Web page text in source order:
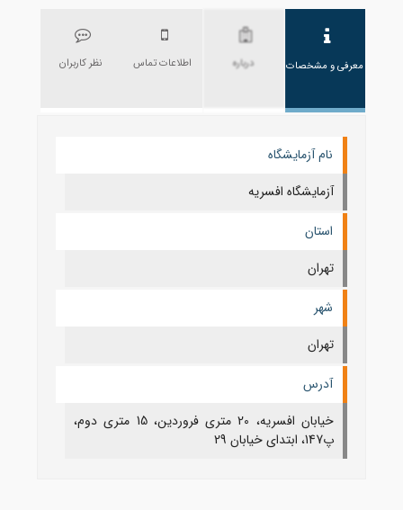
معرفی و مشخصات درباره اطلاعات تماس نظر کاربران
نام آزمایشگاه
آزمایشگاه افسریه
استان
تهران
شهر
تهران
آدرس
خیابان افسریه، 20 متری فروردین، 15 متری دوم،
پ147، ابتدای خیابان 29